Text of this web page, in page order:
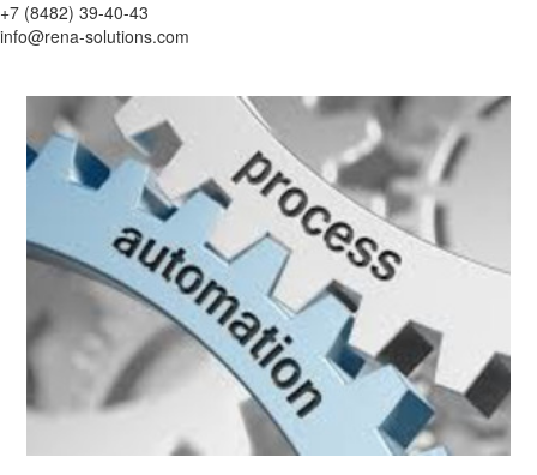
+7 (8482) 39-40-43
info@rena-solutions.com